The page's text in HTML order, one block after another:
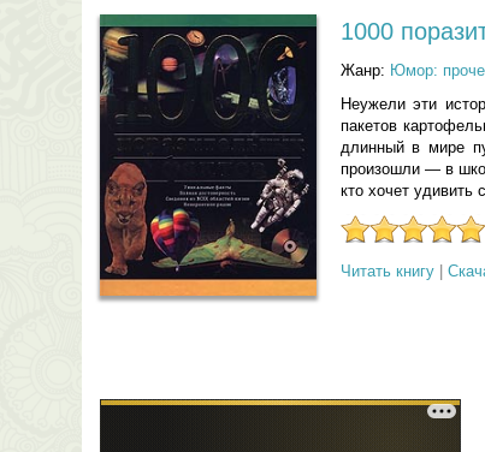
1000
Жанр: Юмор:
Неужели эти
пакетов
длинный в мире
произошли — в
кто хочет удивить
Читать книгу|